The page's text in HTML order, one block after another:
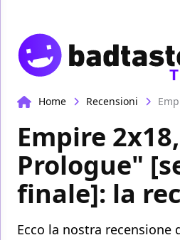
Home Recensioni
Empire
Prologue"
finale]: la
Ecco la nostra